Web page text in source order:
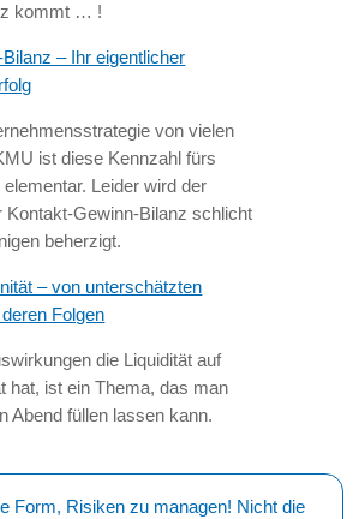
kommt … !
– Ihr eigentlicher
von vielen
ist diese Kennzahl fürs
Leider wird der
Kontakt-Gewinn-Bilanz schlicht
beherzigt.
– von unterschätzten
Folgen
die Liquidität auf
hat, ist ein Thema, das man
Abend füllen lassen kann.
Form, Risiken zu managen! Nicht die